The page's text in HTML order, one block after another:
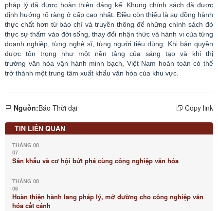
pháp lý đã được hoàn thiện đáng kể. Khung chính sách đã được
định hướng rõ ràng ở cấp cao nhất. Điều còn thiếu là sự đồng hành
thực chất hơn từ báo chí và truyền thông để những chính sách đó
thực sự thấm vào đời sống, thay đổi nhận thức và hành vi của từng
doanh nghiệp, từng nghệ sĩ, từng người tiêu dùng. Khi bản quyền
được tôn trọng như một nền tảng của sáng tạo và khi thị
trường văn hóa vận hành minh bạch, Việt Nam hoàn toàn có thể
trở thành một trung tâm xuất khẩu văn hóa của khu vực.
Nguồn:Báo Thời đại Copy link
TIN LIÊN QUAN
THÁNG 08
07
Sân khấu và cơ hội bứt phá cùng công nghiệp văn hóa
THÁNG 08
06
Hoàn thiện hành lang pháp lý, mở đường cho công nghiệp văn
hóa cất cánh